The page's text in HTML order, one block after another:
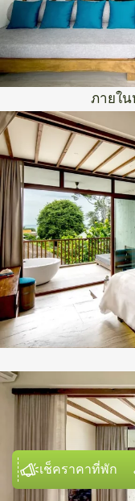
ภายใน
เช็คราคาที่พัก